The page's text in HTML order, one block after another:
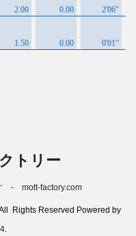
トリー
- mott-factory.com
Rights Reserved Powered by
.